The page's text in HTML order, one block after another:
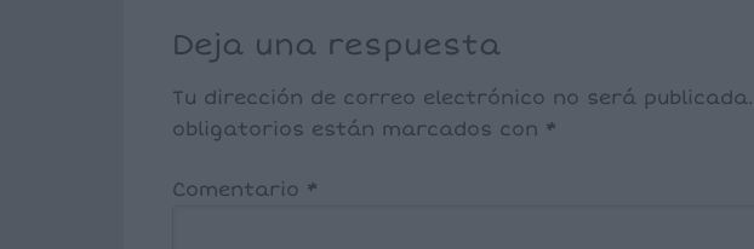
Deja una respuesta
Tu dirección de correo electrónico no será publicada.
obligatorios están marcados con *
Comentario *